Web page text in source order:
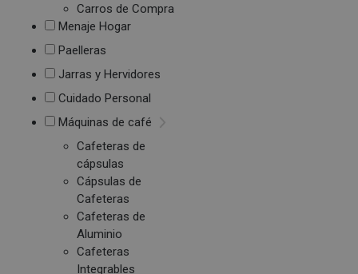
Carros de Compra
Menaje Hogar
Paelleras
Jarras y Hervidores
Cuidado Personal
Máquinas de café
Cafeteras de
cápsulas
Cápsulas de
Cafeteras
Cafeteras de
Aluminio
Cafeteras
Integrables